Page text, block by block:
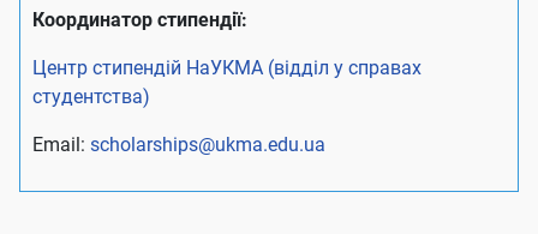
Координатор стипендії:
Центр стипендій НаУКМА (відділ у справах
студентства)
Email: scholarships@ukma.edu.ua